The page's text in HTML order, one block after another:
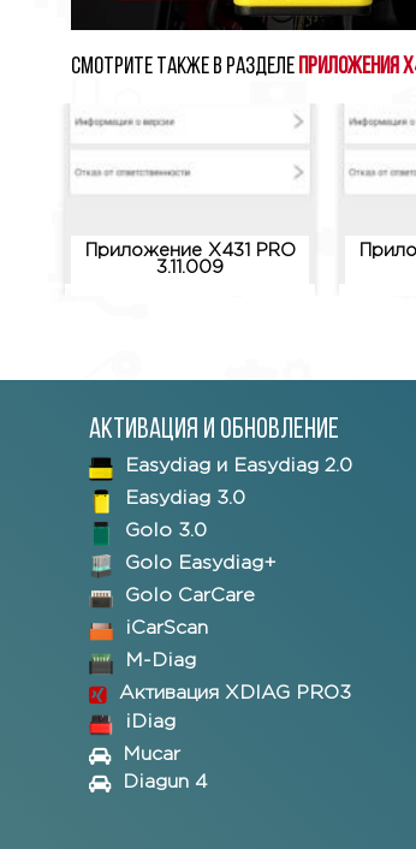
Смотрите также в разделе Приложения
Приложение X431 PRO
3.11.009
Активация и обновление
Easydiag и Easydiag 2.0
Easydiag 3.0
Golo 3.0
Golo Easydiag+
Golo CarCare
iCarScan
M-Diag
Активация XDIAG PRO3
iDiag
Mucar
Diagun 4